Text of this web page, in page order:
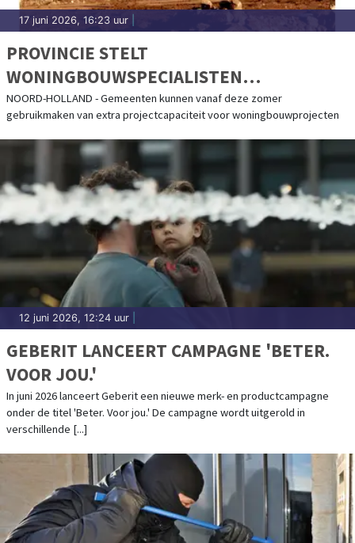
17 juni 2026, 16:23 uur
PROVINCIE STELT
WONINGBOUWSPECIALISTEN
BESCHIKBAAR VOOR GEMEENTEN
NOORD-HOLLAND - Gemeenten kunnen vanaf deze zomer
gebruikmaken van extra projectcapaciteit voor woningbouwprojecten
12 juni 2026, 12:24 uur
GEBERIT LANCEERT CAMPAGNE 'BETER.
VOOR JOU.'
In juni 2026 lanceert Geberit een nieuwe merk- en productcampagne
onder de titel 'Beter. Voor jou.' De campagne wordt uitgerold in
verschillende [...]